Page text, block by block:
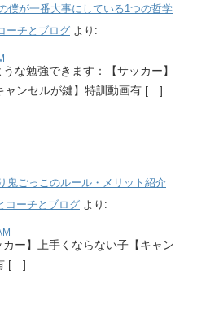
僕が一番大事にしている1つの哲学
ーチとブログ より:
な勉強できます：【サッカー】
ャンセルが鍵】特訓動画有 […]
鬼ごっこのルール・メリット紹介
コーチとブログ より:
ー】上手くならない子【キャン
[…]